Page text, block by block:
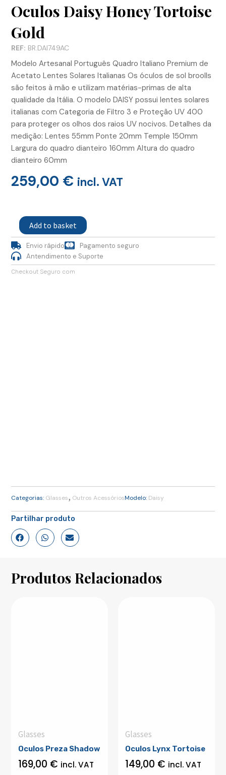
Oculos Daisy Honey Tortoise
Gold
REF: BR.DAI749AC
Modelo Artesanal Português Quadro Italiano Premium de
Acetato Lentes Solares Italianas Os óculos de sol broolls
são feitos à mão e utilizam matérias-primas de alta
qualidade da Itália. O modelo DAISY possui lentes solares
italianas com Categoria de Filtro 3 e Proteção UV 400
para proteger os olhos dos raios UV nocivos. Detalhes da
medição: Lentes 55mm Ponte 20mm Temple 150mm
Largura do quadro dianteiro 160mm Altura do quadro
dianteiro 60mm
259,00 € incl. VAT
Daisy
Honey
Tortoise
Gold
quantity
Add to basket
Envio rápido
Pagamento seguro
Antendimento e Suporte
Checkout Seguro com
Categorias: Glasses, Outros AcessóriosModelo: Daisy
Partilhar produto
Produtos Relacionados
Glasses
Oculos Preza Shadow
169,00 € incl. VAT
Glasses
Oculos Lynx Tortoise
149,00 € incl. VAT